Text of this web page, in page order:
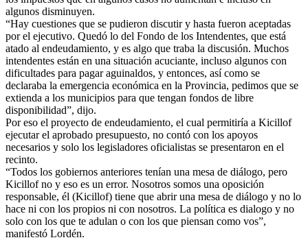
algunos disminuyen.
“Hay cuestiones que se pudieron discutir y hasta fueron aceptadas
por el ejecutivo. Quedó lo del Fondo de los Intendentes, que está
atado al endeudamiento, y es algo que traba la discusión. Muchos
intendentes están en una situación acuciante, incluso algunos con
dificultades para pagar aguinaldos, y entonces, así como se
declaraba la emergencia económica en la Provincia, pedimos que se
extienda a los municipios para que tengan fondos de libre
disponibilidad”, dijo.
Por eso el proyecto de endeudamiento, el cual permitiría a Kicillof
ejecutar el aprobado presupuesto, no contó con los apoyos
necesarios y solo los legisladores oficialistas se presentaron en el
recinto.
“Todos los gobiernos anteriores tenían una mesa de diálogo, pero
Kicillof no y eso es un error. Nosotros somos una oposición
responsable, él (Kicillof) tiene que abrir una mesa de diálogo y no lo
hace ni con los propios ni con nosotros. La política es dialogo y no
solo con los que te adulan o con los que piensan como vos”,
manifestó Lordén.